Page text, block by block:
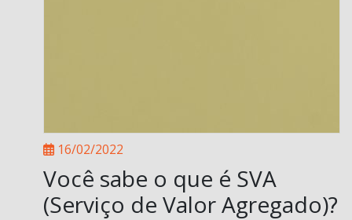
16/02/2022
Você sabe o que é SVA
(Serviço de Valor Agregado)?